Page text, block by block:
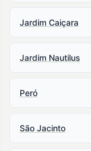
Jardim Caiçara
Jardim Nautilus
Peró
São Jacinto